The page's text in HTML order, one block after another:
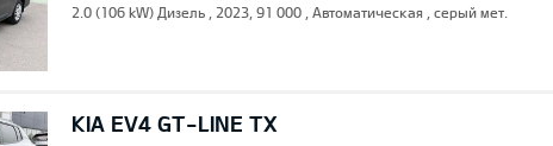
2.0 (106 kW) Дизель , 2023, 91 000 , Автоматическая , серый мет.
KIA EV4 GT-LINE TX